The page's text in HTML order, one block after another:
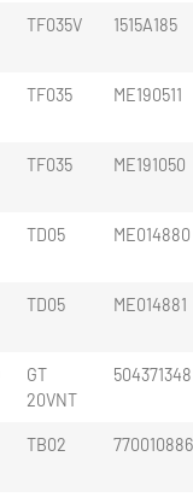
TF035V 1515A185
TF035 ME190511
TF035 ME191050
TD05 ME014880
TD05 ME014881
GT
20VNT
504371348
TB02